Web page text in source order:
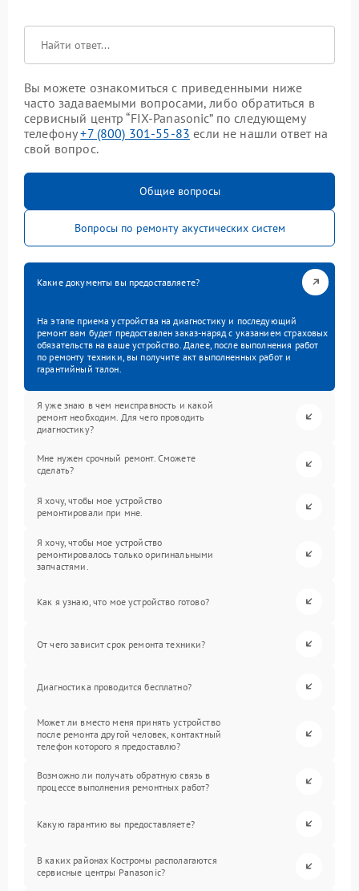
Вы можете ознакомиться с приведенными ниже
часто задаваемыми вопросами, либо обратиться в
сервисный центр “FIX-Panasonic” по следующему
телефону+7 (800) 301-55-83 если не нашли ответ на
свой вопрос.
Общие вопросы
Вопросы по ремонту акустических систем
Какие документы вы предоставляете?
На этапе приема устройства на диагностику и последующий
ремонт вам будет предоставлен заказ-наряд с указанием страховых
обязательств на ваше устройство. Далее, после выполнения работ
по ремонту техники, вы получите акт выполненных работ и
гарантийный талон.
Я уже знаю в чем неисправность и какой
ремонт необходим. Для чего проводить
диагностику?
Мне нужен срочный ремонт. Сможете
сделать?
Я хочу, чтобы мое устройство
ремонтировали при мне.
Я хочу, чтобы мое устройство
ремонтировалось только оригинальными
запчастями.
Как я узнаю, что мое устройство готово?
От чего зависит срок ремонта техники?
Диагностика проводится бесплатно?
Может ли вместо меня принять устройство
после ремонта другой человек, контактный
телефон которого я предоставлю?
Возможно ли получать обратную связь в
процессе выполнения ремонтных работ?
Какую гарантию вы предоставляете?
В каких районах Костромы располагаются
сервисные центры Panasonic?